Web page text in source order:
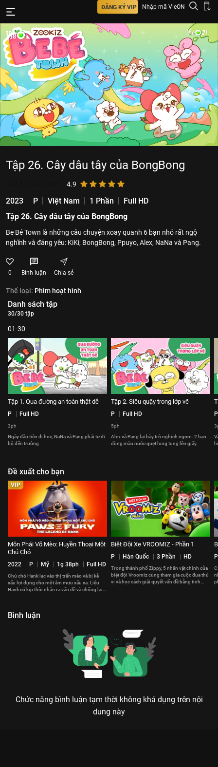
ĐĂNG KÝ VIP Nhập mã VieON
Tập 26. Cây dâu tây của BongBong
4.9
2023 P Việt Nam 1 Phần
Full HD
Tập 26. Cây dâu tây của BongBong
Be Bé Town là những câu chuyện xoay quanh 6 bạn nhỏ rất ngộ
nghĩnh và đáng yêu: KiKi, BongBong, Ppuyo, Alex, NaNa và Pang.
0 Bình luận Chia sẻ
Thể loại: Phim hoạt hình
Danh sách tập
30/30 tập
01-30
Tập 1. Qua đường an toàn thật dễ
P Full HD
3ph
Ngày đầu tiên đi học, NaNa và Pang phải tự đi
bộ đến trường
Tập 2. Siêu quậy trong lớp vẽ
P Full HD
5ph
Alex và Pang lại bày trò nghịch ngợm. 2 bạn
dùng màu nước quẹt lung tung lên giấy.
P
Đề xuất cho bạn
VIP
Môn Phái Võ Mèo: Huyền Thoại Một
Chú Chó
2022 P Mỹ 1g 38ph Full HD
Chú chó Hank lạc vào thị trấn mèo và bị kẻ
xấu lợi dụng cho một âm mưu xấu xa. Liệu
Hank có kịp thời nhận ra vấn đề và chống lại
Biệt Đội Xe VROOMIZ - Phần 1
P Hàn Quốc 3 Phần HD
Trong thành phố Zippy, 5 nhân vật chính của
biệt đội Vroomiz cùng tham gia cuộc đua thú
vị và học cách giải quyết vấn đề bằng tinh
P
Bình luận
Chức năng bình luận tạm thời không khả dụng trên nội
dung này